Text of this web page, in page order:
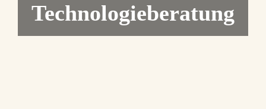
Technologieberatung